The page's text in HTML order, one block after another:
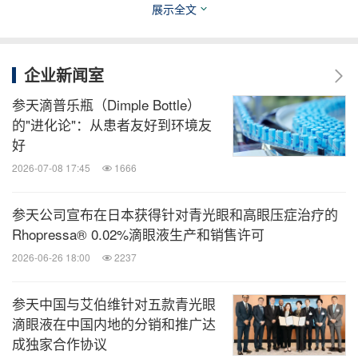
才，推动眼科领域数字化生产的创新与升级，为行业
作为一家全球化制药企业，参天公司始终致力于推进
眼健康领域的发展，从而改善人们的生活质量。1890
疗器械领域超过135年研发、制造、销售和推广的专
研经验，积极助力全球患者维护和提升他们的视觉健
康水平。参天公司专注于眼健康领域，旗下产品矩阵
覆盖青光眼、干眼、眼部感染与过敏、年龄相关性黄
斑变性及近视等疾病。目前，参天公司的产品和服务
覆盖超过60个国家和地区市场。
展示全文
企业新闻室
参天滴普乐瓶（Dimple Bottle）
的"进化论"：从患者友好到环境友
好
2026-07-08 17:45 1666
参天公司宣布在日本获得针对青光眼和高眼压症治疗的
Rhopressa® 0.02%滴眼液生产和销售许可
2026-06-26 18:00 2237
参天中国与艾伯维针对五款青光眼
滴眼液在中国内地的分销和推广达
成独家合作协议